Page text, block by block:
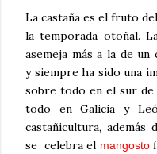
La castaña es el fruto
la temporada otoñal.
asemeja más a la de
y siempre ha sido una
sobre todo en el sur
todo en Galicia y
castañicultura,
se celebra el mangosto